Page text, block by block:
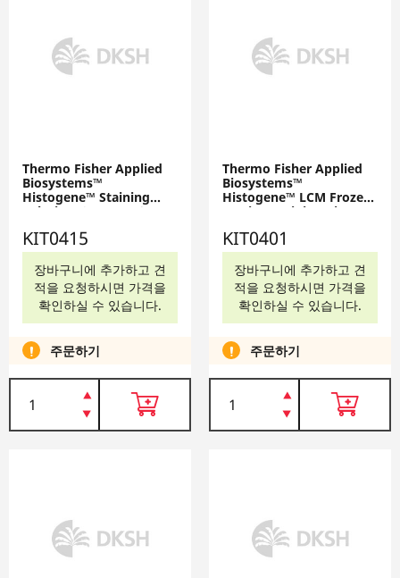
Thermo Fisher Applied
Biosystems™
Histogene™ Staining
Solution, 8 mL, KIT0415
KIT0415
장바구니에 추가하고 견
적을 요청하시면 가격을
확인하실 수 있습니다.
주문하기
Thermo Fisher Applied
Biosystems™
Histogene™ LCM Frozen
Section Staining Kit,
chemicals, stain, and
slides, 72 applications,
KIT0401
KIT0401
장바구니에 추가하고 견
적을 요청하시면 가격을
확인하실 수 있습니다.
주문하기